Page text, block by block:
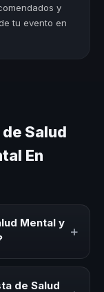
y
tu evento en
Salud
En
Mental y
+
conocimiento,
de Salud